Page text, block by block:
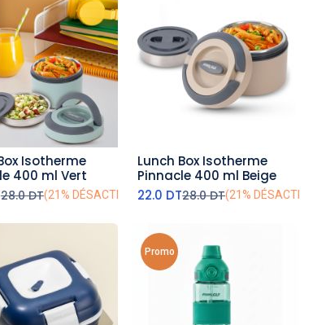
au panier
Isotherme
400 ml Vert
28.0DT(21% DÉSACTIVÉ)
ajouter au panier
Lunch Box Isotherme
Pinnacle 400 ml Beige
22.0 DT28.0DT(21% DÉSACTIVÉ)
Promo